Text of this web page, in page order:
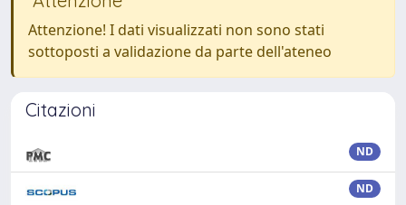
Attenzione! I dati visualizzati non sono stati
sottoposti a validazione da parte dell'ateneo
Citazioni
ND
ND